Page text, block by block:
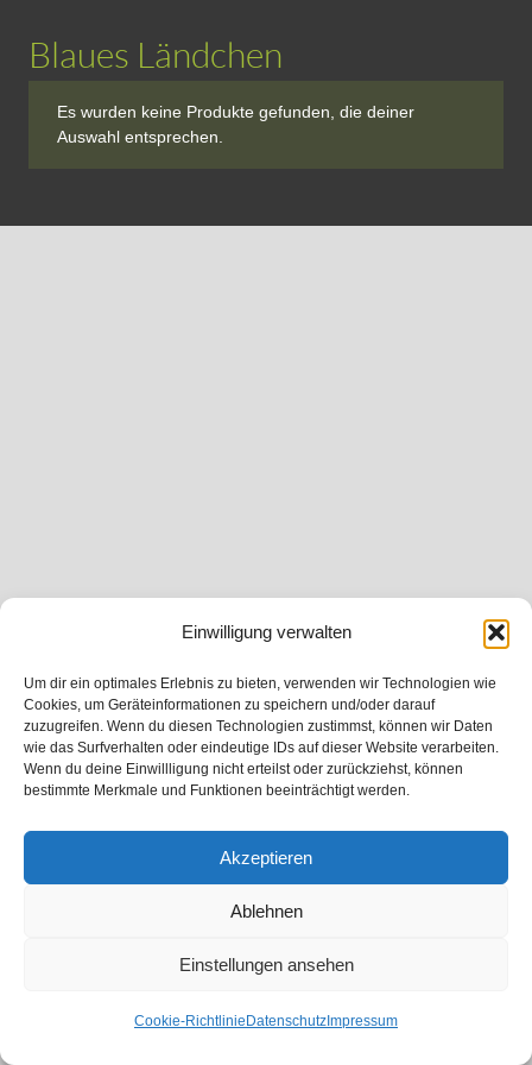
Einwilligung verwalten
Um dir ein optimales Erlebnis zu bieten, verwenden wir Technologien wie
Cookies, um Geräteinformationen zu speichern und/oder darauf
zuzugreifen. Wenn du diesen Technologien zustimmst, können wir Daten
wie das Surfverhalten oder eindeutige IDs auf dieser Website verarbeiten.
Wenn du deine Einwillligung nicht erteilst oder zurückziehst, können
bestimmte Merkmale und Funktionen beeinträchtigt werden.
Akzeptieren
Ablehnen
Einstellungen ansehen
Cookie-Richtlinie Datenschutz Impressum
Blaues Ländchen
Es wurden keine Produkte gefunden, die deiner
Auswahl entsprechen.